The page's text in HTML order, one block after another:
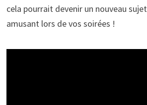
cela pourrait devenir un nouveau
amusant lors de vos soirées !